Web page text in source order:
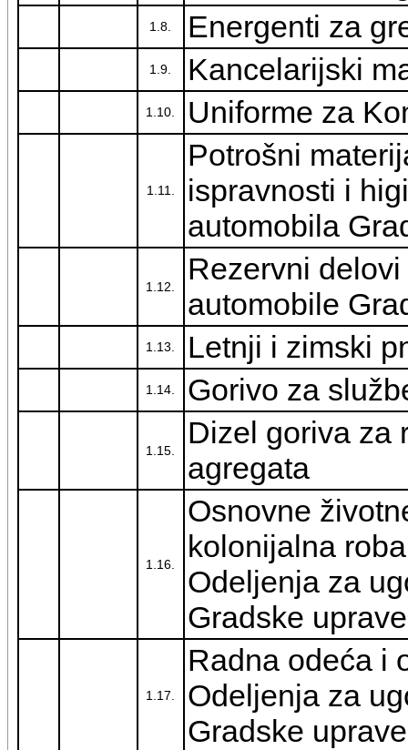
1.8. Energenti za
1.9. Kancelarijski
1.10. Uniforme za
1.11.
Potrošni
ispravnosti i
automobila
1.12.
Rezervni
automobile
1.13. Letnji i zimski
1.14. Gorivo za
1.15.
Dizel goriva za
agregata
1.16.
Osnovne
kolonijalna
Odeljenja za
Gradske
1.17.
Radna odeća i
Odeljenja za
Gradske uprave